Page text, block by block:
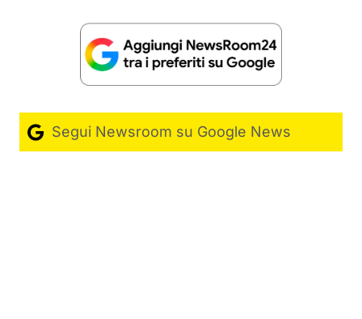
Segui Newsroom su Google News